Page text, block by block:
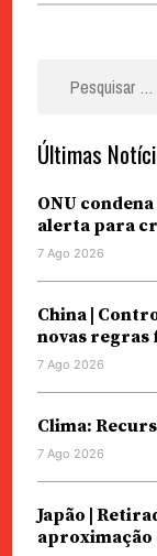
Últimas
ONU
alerta para
7 Ago 2026
China |
novas
7 Ago 2026
Clima:
7 Ago 2026
Japão |
aproximação